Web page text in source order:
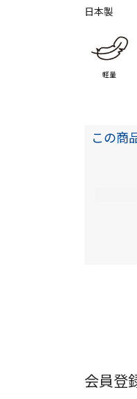
日本製
軽量
この商
会員登